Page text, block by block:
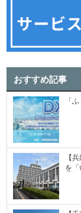
おすすめ記事
「
【
を「